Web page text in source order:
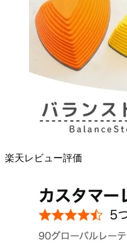
楽天レビュー評価